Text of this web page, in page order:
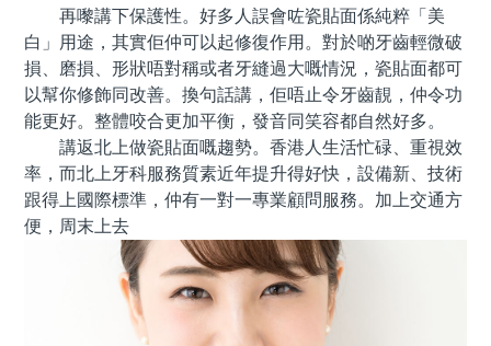
再嚟講下保護性。好多人誤會咗瓷貼面係純粹「美
白」用途，其實佢仲可以起修復作用。對於啲牙齒輕微破
損、磨損、形狀唔對稱或者牙縫過大嘅情況，瓷貼面都可
以幫你修飾同改善。換句話講，佢唔止令牙齒靚，仲令功
能更好。整體咬合更加平衡，發音同笑容都自然好多。
講返北上做瓷貼面嘅趨勢。香港人生活忙碌、重視效
率，而北上牙科服務質素近年提升得好快，設備新、技術
跟得上國際標準，仲有一對一專業顧問服務。加上交通方
便，周末上去